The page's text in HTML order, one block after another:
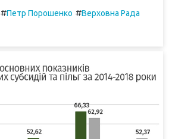
#Петр Порошенко #Верховна Рада